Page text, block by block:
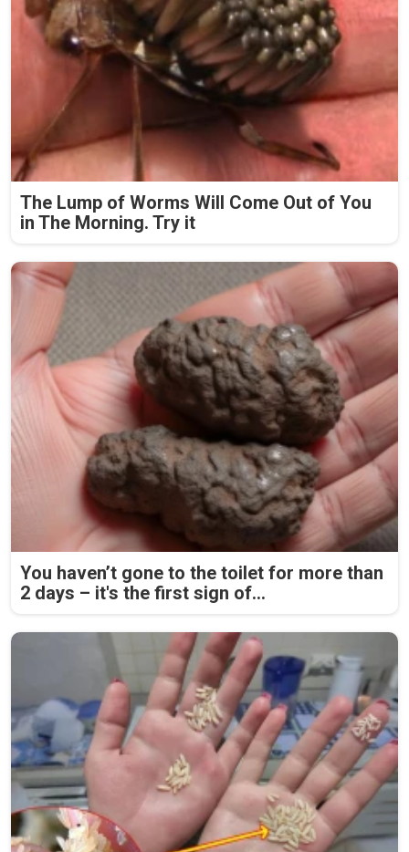
The Lump of Worms Will Come Out of You
in The Morning. Try it
You haven’t gone to the toilet for more than
2 days – it's the first sign of...